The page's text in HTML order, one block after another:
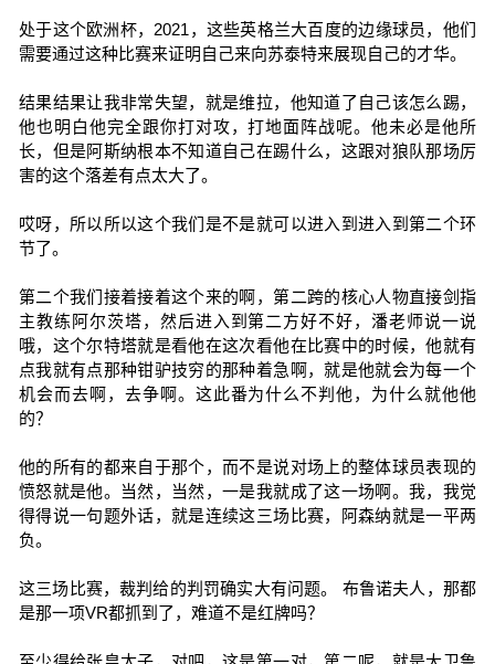
处于这个欧洲杯，2021，这些英格兰大百度的边缘球员，他们
需要通过这种比赛来证明自己来向苏泰特来展现自己的才华。
结果结果让我非常失望，就是维拉，他知道了自己该怎么踢，
他也明白他完全跟你打对攻，打地面阵战呢。他未必是他所
长，但是阿斯纳根本不知道自己在踢什么，这跟对狼队那场厉
害的这个落差有点太大了。
哎呀，所以所以这个我们是不是就可以进入到进入到第二个环
节了。
第二个我们接着接着这个来的啊，第二跨的核心人物直接剑指
主教练阿尔茨塔，然后进入到第二方好不好，潘老师说一说
哦，这个尔特塔就是看他在这次看他在比赛中的时候，他就有
点我就有点那种钳驴技穷的那种着急啊，就是他就会为每一个
机会而去啊，去争啊。这此番为什么不判他，为什么就他他
的？
他的所有的都来自于那个，而不是说对场上的整体球员表现的
愤怒就是他。当然，当然，一是我就成了这一场啊。我，我觉
得得说一句题外话，就是连续这三场比赛，阿森纳就是一平两
负。
这三场比赛，裁判给的判罚确实大有问题。 布鲁诺夫人，那都
是那一项VR都抓到了，难道不是红牌吗？